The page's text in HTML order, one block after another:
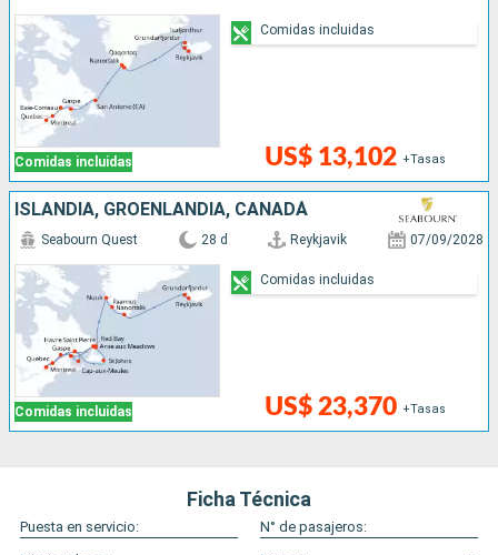
Comidas incluidas US$ 13,102 +Tasas
Comidas incluidas
ISLANDIA, GROENLANDIA, CANADÁ
Comidas incluidas
Seabourn Quest 28 d Reykjavik 07/09/2028
US$ 23,370 +Tasas
Comidas incluidas
Ficha Técnica
Puesta en servicio:
N° de pasajeros: